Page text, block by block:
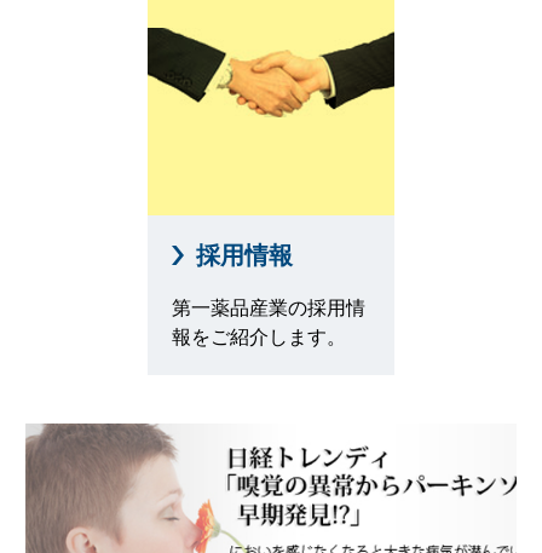
採用情報
第一薬品産業の採用情
報をご紹介します。